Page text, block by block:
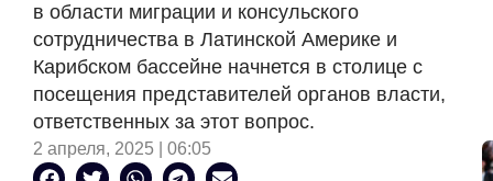
в области миграции и консульского
сотрудничества в Латинской Америке и
Карибском бассейне начнется в столице с
посещения представителей органов власти,
ответственных за этот вопрос.
2 апреля, 2025 | 06:05